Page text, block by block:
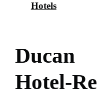
Hotels
Ducan
Hotel-Re